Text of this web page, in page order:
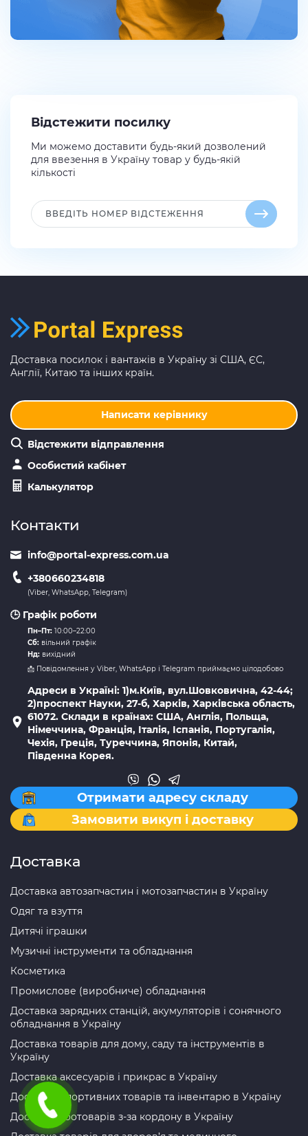
Відстежити посилку
Ми можемо доставити будь-який дозволений
для ввезення в Україну товар у будь-якій
кількості
Доставка посилок і вантажів в Україну зі США, ЄС,
Англії, Китаю та інших країн.
Написати керівнику
Відстежити відправлення
Особистий кабінет
Калькулятор
Контакти
info@portal-express.com.ua
+380660234818
(Viber, WhatsApp, Telegram)
🕒 Графік роботи
Пн–Пт: 10:00–22:00
Сб: вільний графік
Нд: вихідний
📩 Повідомлення у Viber, WhatsApp і Telegram приймаємо цілодобово
Адреси в Україні: 1)м.Київ, вул.Шовковична, 42-44;
2)проспект Науки, 27-б, Харків, Харківська область,
61072. Склади в країнах: США, Англія, Польща,
Німеччина, Франція, Італія, Іспанія, Португалія,
Чехія, Греція, Туреччина, Японія, Китай,
Південна Корея.
Отримати адресу складу
Замовити викуп і доставку
Доставка
Доставка автозапчастин і мотозапчастин в Україну
Одяг та взуття
Дитячі іграшки
Музичні інструменти та обладнання
Косметика
Промислове (виробниче) обладнання
Доставка зарядних станцій, акумуляторів і сонячного
обладнання в Україну
Доставка товарів для дому, саду та інструментів в
Україну
Доставка аксесуарів і прикрас в Україну
Доставка спортивних товарів та інвентарю в Україну
Доставка зоотоварів з-за кордону в Україну